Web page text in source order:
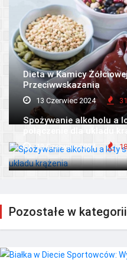
Dieta w Kamicy
Przeciwwskazania
13 Czerwiec 2024
Spożywanie alkoholu a
12 Czerwiec 2024
Pozostałe w